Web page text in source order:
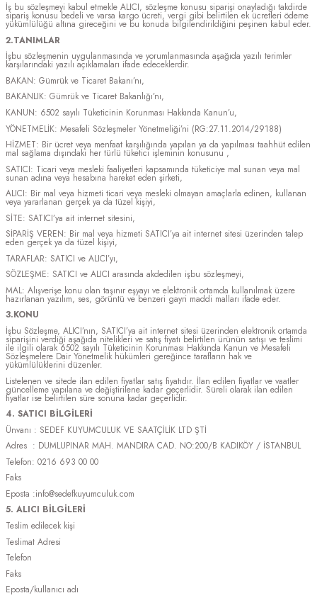
İş bu sözleşmeyi kabul etmekle ALICI, sözleşme konusu siparişi onayladığı takdirde
sipariş konusu bedeli ve varsa kargo ücreti, vergi gibi belirtilen ek ücretleri ödeme
yükümlülüğü altına gireceğini ve bu konuda bilgilendirildiğini peşinen kabul eder.
2.TANIMLAR
İşbu sözleşmenin uygulanmasında ve yorumlanmasında aşağıda yazılı terimler
karşılarındaki yazılı açıklamaları ifade edeceklerdir.
BAKAN: Gümrük ve Ticaret Bakanı’nı,
BAKANLIK: Gümrük ve Ticaret Bakanlığı’nı,
KANUN: 6502 sayılı Tüketicinin Korunması Hakkında Kanun’u,
YÖNETMELİK: Mesafeli Sözleşmeler Yönetmeliği’ni (RG:27.11.2014/29188)
HİZMET: Bir ücret veya menfaat karşılığında yapılan ya da yapılması taahhüt edilen
mal sağlama dışındaki her türlü tüketici işleminin konusunu ,
SATICI: Ticari veya mesleki faaliyetleri kapsamında tüketiciye mal sunan veya mal
sunan adına veya hesabına hareket eden şirketi,
ALICI: Bir mal veya hizmeti ticari veya mesleki olmayan amaçlarla edinen, kullanan
veya yararlanan gerçek ya da tüzel kişiyi,
SİTE: SATICI’ya ait internet sitesini,
SİPARİŞ VEREN: Bir mal veya hizmeti SATICI’ya ait internet sitesi üzerinden talep
eden gerçek ya da tüzel kişiyi,
TARAFLAR: SATICI ve ALICI’yı,
SÖZLEŞME: SATICI ve ALICI arasında akdedilen işbu sözleşmeyi,
MAL: Alışverişe konu olan taşınır eşyayı ve elektronik ortamda kullanılmak üzere
hazırlanan yazılım, ses, görüntü ve benzeri gayri maddi malları ifade eder.
3.KONU
İşbu Sözleşme, ALICI’nın, SATICI’ya ait internet sitesi üzerinden elektronik ortamda
siparişini verdiği aşağıda nitelikleri ve satış fiyatı belirtilen ürünün satışı ve teslimi
ile ilgili olarak 6502 sayılı Tüketicinin Korunması Hakkında Kanun ve Mesafeli
Sözleşmelere Dair Yönetmelik hükümleri gereğince tarafların hak ve
yükümlülüklerini düzenler.
Listelenen ve sitede ilan edilen fiyatlar satış fiyatıdır. İlan edilen fiyatlar ve vaatler
güncelleme yapılana ve değiştirilene kadar geçerlidir. Süreli olarak ilan edilen
fiyatlar ise belirtilen süre sonuna kadar geçerlidir.
4. SATICI BİLGİLERİ
Ünvanı : SEDEF KUYUMCULUK VE SAATÇİLİK LTD ŞTİ
Adres : DUMLUPINAR MAH. MANDIRA CAD. NO:200/B KADIKÖY / İSTANBUL
Telefon: 0216 693 00 00
Faks
Eposta :info@sedefkuyumculuk.com
5. ALICI BİLGİLERİ
Teslim edilecek kişi
Teslimat Adresi
Telefon
Faks
Eposta/kullanıcı adı